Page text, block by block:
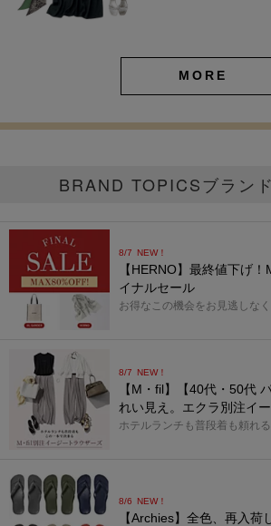
MORE
BRAND TOPICSブラン
8/7 NEW！
【HERNO】最終値下げ
イナルセール
お得なこの機会をお見逃しなく
8/7 NEW！
【M・fil】【40代・50代
れい見え。エクラ別注イ
ホテルランチも普段着も頼れる
8/6 NEW！
【Archies】全色、再入荷